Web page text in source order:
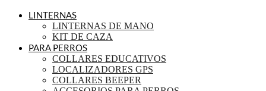
LINTERNAS
LINTERNAS DE MANO
KIT DE CAZA
PARA PERROS
COLLARES EDUCATIVOS
LOCALIZADORES GPS
COLLARES BEEPER